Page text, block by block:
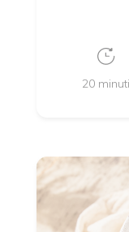
20 minuti